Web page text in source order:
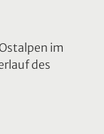
im
des